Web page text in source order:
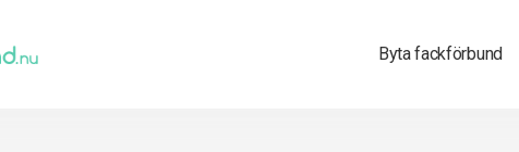
Byta fackförbund